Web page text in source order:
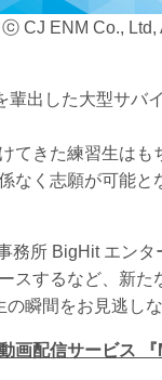
ⓒ CJ ENM Co., Ltd,
輩出した大型サ
てきた練習生は
なく志願が可能
務所 BigHit エン
スするなど、新た
の瞬間をお見逃し
画配信サービス